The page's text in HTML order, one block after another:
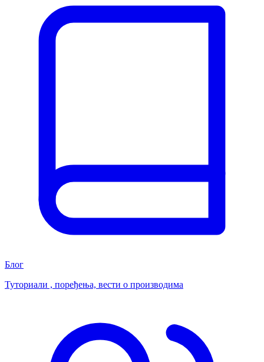
Блог
Туториали , поређења, вести о производима